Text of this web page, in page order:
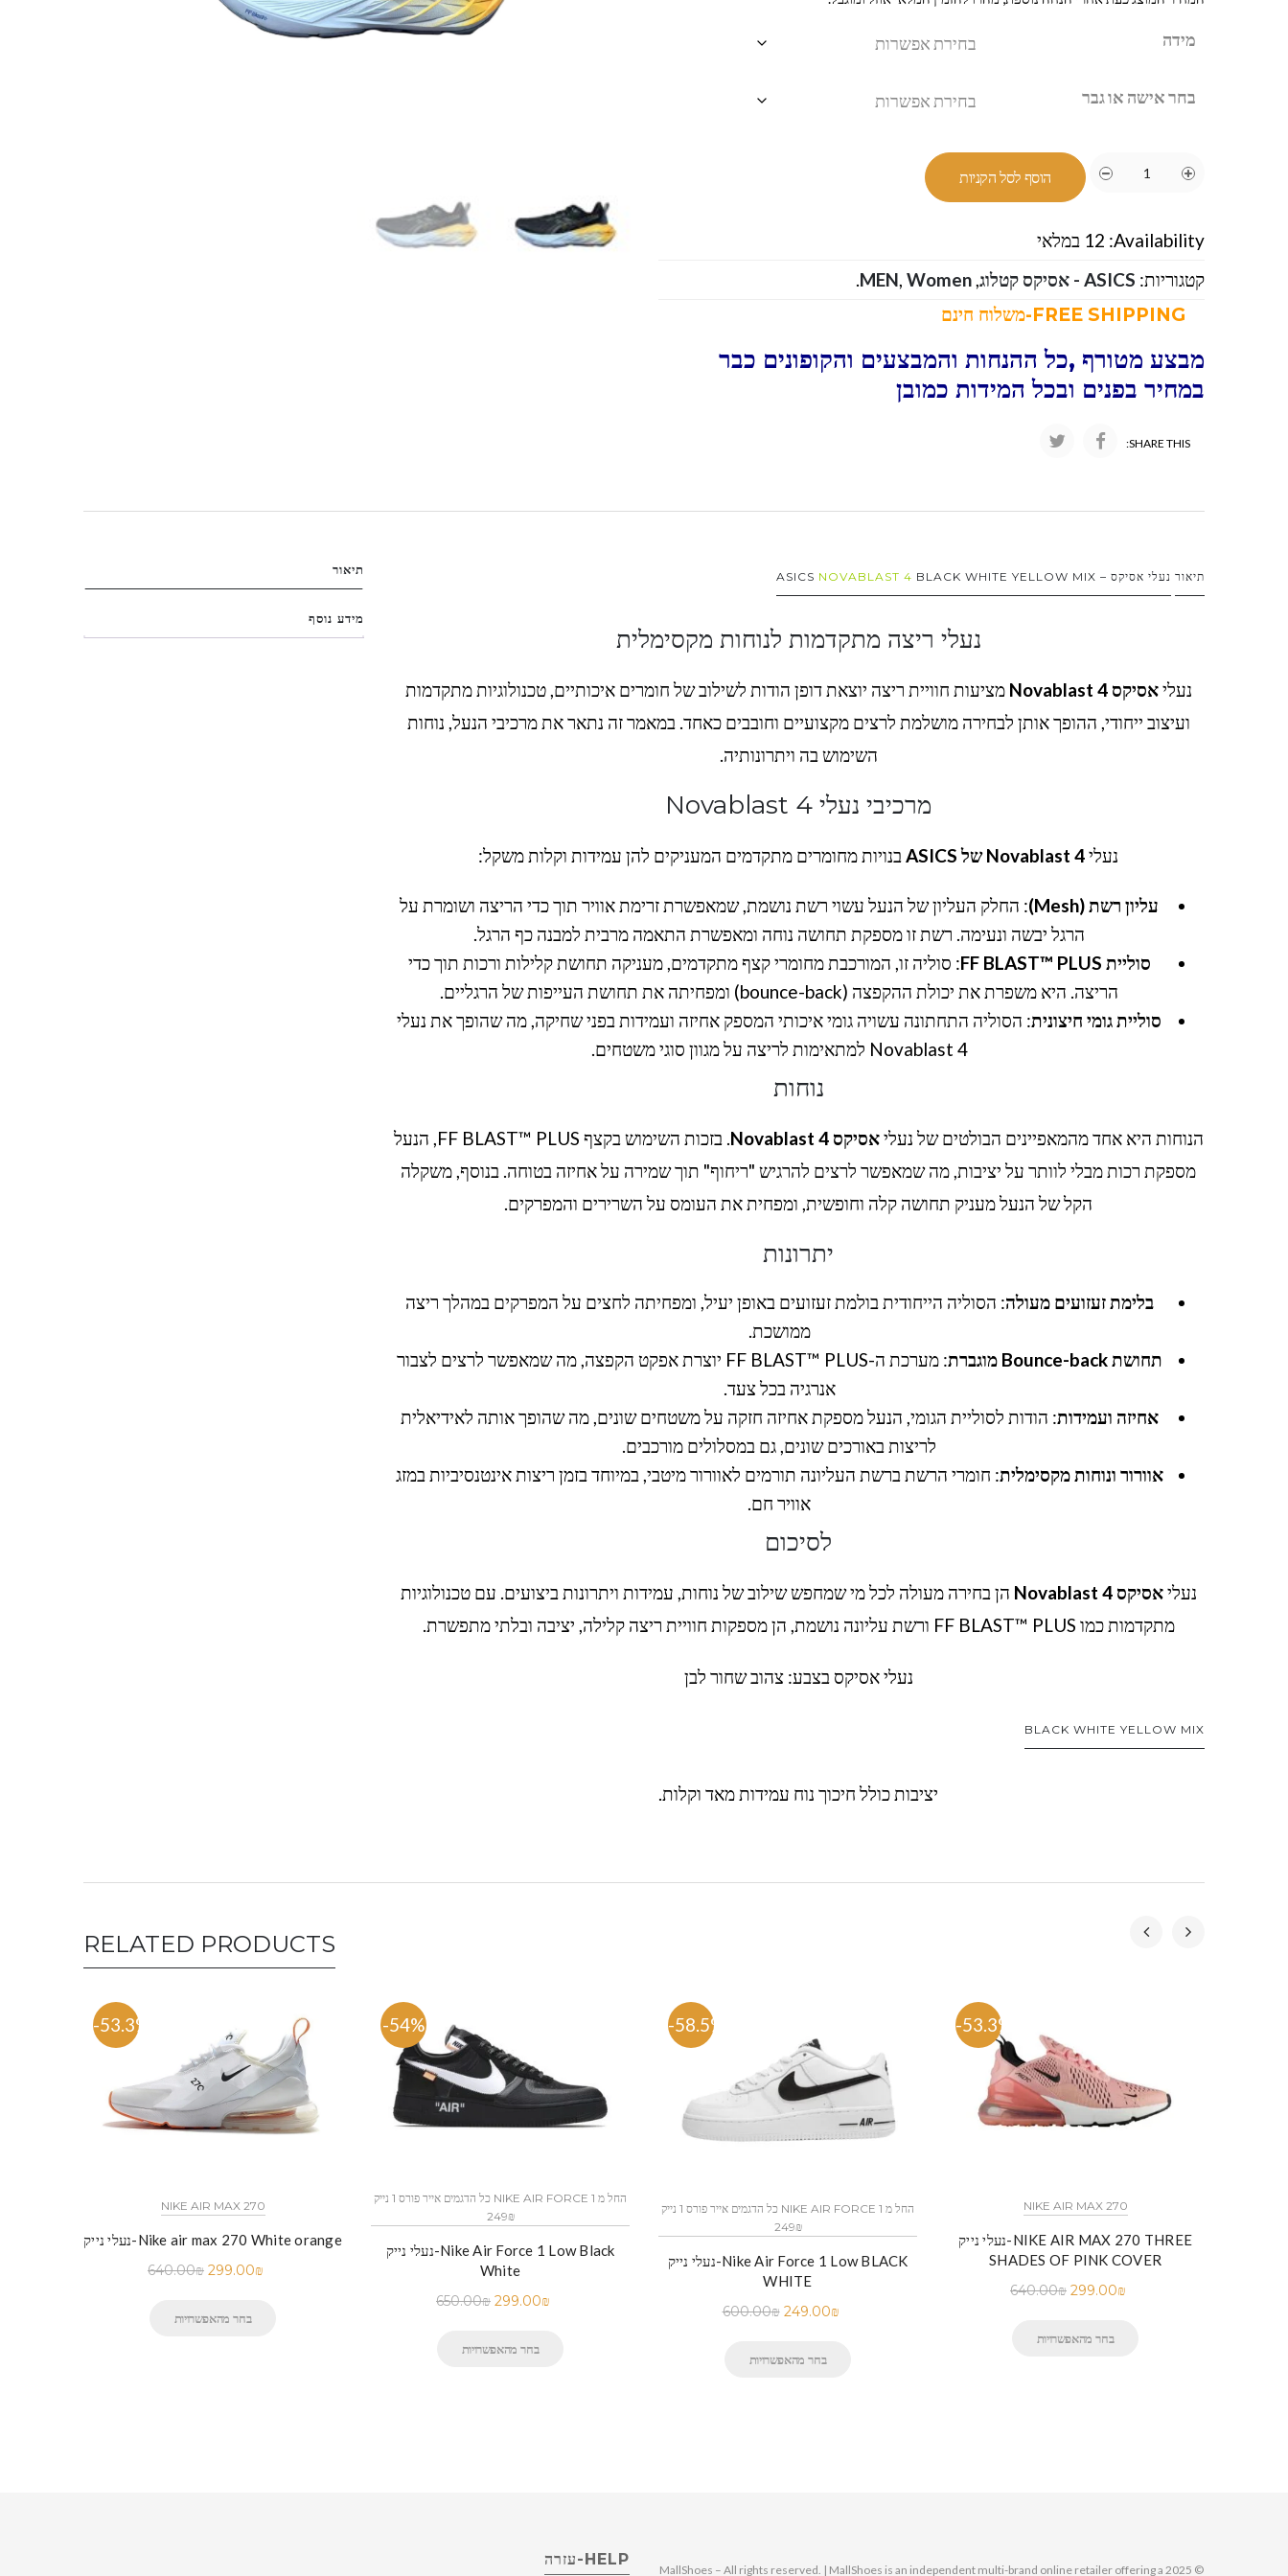
מידה
בחר אישה או גבר
הוסף לסל הקניות
Availability: 12 במלאי
קטגוריות: ASICS - אסיקס קטלוג ,
MEN, Women
.
מבצע מטורף ,כל ההנחות והמבצעים והקופונים כבר
במחיר בפנים ובכל המידות כמובן
SHARE THIS:
תיאור
מידע נוסף
תיאור נעלי אסיקס – ASICS NOVABLAST 4 BLACK WHITE YELLOW MIX
נעלי ריצה מתקדמות לנוחות מקסימלית
נעליאסיקס Novablast 4
מציעות חוויית ריצה יוצאת דופן הודות לשילוב של חומרים איכותיים, טכנולוגיות מתקדמות
ועיצוב ייחודי, ההופך אותן לבחירה מושלמת לרצים מקצועיים וחובבים כאחד. במאמר זה נתאר את מרכיבי הנעל, נוחות
השימוש בה ויתרונותיה.
מרכיבי נעלי Novablast 4
נעליNovablast 4 של ASICS בנויות מחומרים מתקדמים המעניקים להן עמידות וקלות משקל:
עליון רשת (Mesh)
: החלק העליון של הנעל עשוי רשת נושמת, שמאפשרת זרימת אוויר תוך כדי הריצה ושומרת על
הרגל יבשה ונעימה. רשת זו מספקת תחושה נוחה ומאפשרת התאמה מרבית למבנה כף הרגל.
סוליית FF BLAST™ PLUS
: סוליה זו, המורכבת מחומרי קצף מתקדמים, מעניקה תחושת קלילות ורכות תוך כדי
הריצה. היא משפרת את יכולת ההקפצה (bounce-back) ומפחיתה את תחושת העייפות של הרגליים.
סוליית גומי חיצונית: הסוליה התחתונה עשויה גומי איכותי המספק אחיזה ועמידות בפני שחיקה, מה שהופך את נעלי
Novablast 4 למתאימות לריצה על מגוון סוגי משטחים.
נוחות
הנוחות היא אחד מהמאפיינים הבולטים של נעליאסיקס Novablast 4
. בזכות השימוש בקצף FF BLAST™ PLUS, הנעל
מספקת רכות מבלי לוותר על יציבות, מה שמאפשר לרצים להרגיש "ריחוף" תוך שמירה על אחיזה בטוחה. בנוסף, משקלה
הקל של הנעל מעניק תחושה קלה וחופשית, ומפחית את העומס על השרירים והמפרקים.
יתרונות
בלימת זעזועים מעולה: הסוליה הייחודית בולמת זעזועים באופן יעיל, ומפחיתה לחצים על המפרקים במהלך ריצה
ממושכת.
תחושת Bounce-back מוגברת
: מערכת ה-FF BLAST™ PLUS יוצרת אפקט הקפצה, מה שמאפשר לרצים לצבור
אנרגיה בכל צעד.
אחיזה ועמידות: הודות לסוליית הגומי, הנעל מספקת אחיזה חזקה על משטחים שונים, מה שהופך אותה לאידיאלית
לריצות באורכים שונים, גם במסלולים מורכבים.
אוורור ונוחות מקסימלית: חומרי הרשת ברשת העליונה תורמים לאוורור מיטבי, במיוחד בזמן ריצות אינטנסיביות במזג
אוויר חם.
לסיכום
נעליאסיקס Novablast 4
הן בחירה מעולה לכל מי שמחפש שילוב של נוחות, עמידות ויתרונות ביצועים. עם טכנולוגיות
מתקדמות כמו FF BLAST™ PLUS ורשת עליונה נושמת, הן מספקות חוויית ריצה קלילה, יציבה ובלתי מתפשרת.
נעלי אסיקס בצבע: צהוב שחור לבן
BLACK WHITE YELLOW MIX
יציבות כולל חיכוך נוח עמידות מאד וקלות.
RELATED PRODUCTS
-53.3%
NIKE AIR MAX 270
נעלי נייק-Nike air max 270 White orange
640.00₪ 299.00₪
בחר מהאפשרויות
-54%
כל הדגמים אייר פורס 1 נייק NIKE AIR FORCE 1 החל מ
249₪
נעלי נייק-Nike Air Force 1 Low Black
White
650.00₪ 299.00₪
בחר מהאפשרויות
-58.5%
כל הדגמים אייר פורס 1 נייק NIKE AIR FORCE 1 החל מ
249₪
נעלי נייק-Nike Air Force 1 Low BLACK
WHITE
600.00₪ 249.00₪
בחר מהאפשרויות
-53.3%
NIKE AIR MAX 270
נעלי נייק-NIKE AIR MAX 270 THREE
SHADES OF PINK COVER
640.00₪ 299.00₪
בחר מהאפשרויות
HELP-עזרה
© 2025 MallShoes – All rights reserved. | MallShoes is an independent multi-brand online retailer offering a